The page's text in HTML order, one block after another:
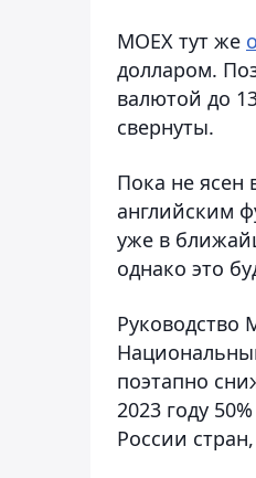
MOEX тут же
долларом.
валютой до
свернуты.
Пока не ясен
английским
уже в
однако это
Руководство
поэтапно
2023 году
России